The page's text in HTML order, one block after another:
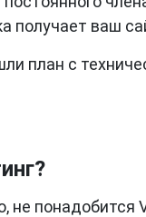
получает ваш
план с
не понадобится